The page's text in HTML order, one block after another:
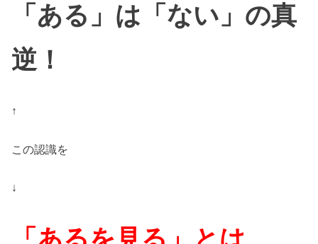
「ある」は「ない」の真
逆！
↑
この認識を
↓